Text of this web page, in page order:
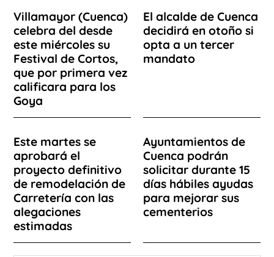
Villamayor (Cuenca)
celebra del desde
este miércoles su
Festival de Cortos,
que por primera vez
calificara para los
Goya
El alcalde de Cuenca
decidirá en otoño si
opta a un tercer
mandato
Este martes se
aprobará el
proyecto definitivo
de remodelación de
Carretería con las
alegaciones
estimadas
Ayuntamientos de
Cuenca podrán
solicitar durante 15
días hábiles ayudas
para mejorar sus
cementerios